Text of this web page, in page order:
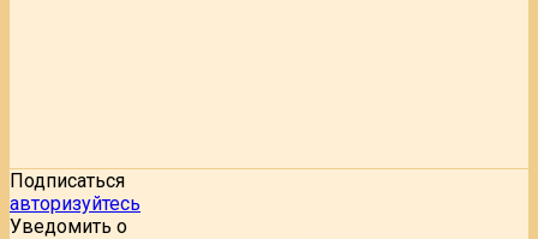
Подписаться
авторизуйтесь
Уведомить о